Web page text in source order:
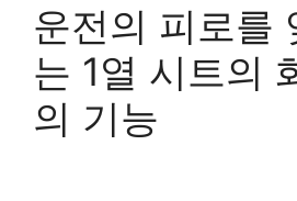
운전의 피로를
는 1열 시트의
의 기능